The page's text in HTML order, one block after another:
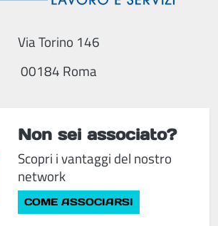
Non sei associato?
Scopri i vantaggi del nostro
network
COME ASSOCIARSI
Via Torino 146
00184 Roma